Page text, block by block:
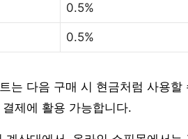
0.5%
0.5%
는 다음 구매 시 현금처럼 사용
제에 활용 가능합니다.